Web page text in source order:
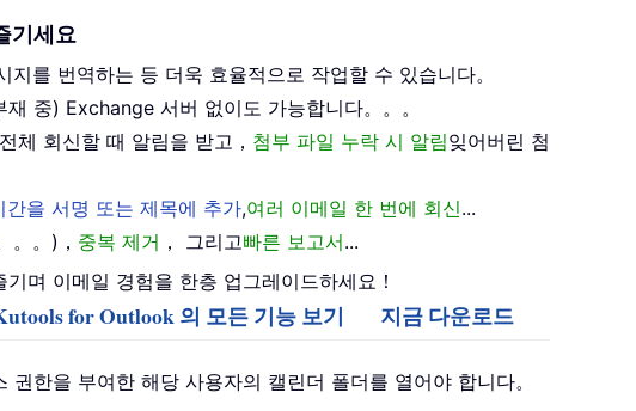
기세요
를 번역하는 등 더욱 효율적으로 작업할 수 있습니다。
재 중) Exchange 서버 없이도 가능합니다。。。
체 회신할 때 알림을 받고， 첨부 파일 누락 시 알림잊어버린 첨
을 서명 또는 제목에 추가,여러 이메일 한 번에 회신...
。。)， 중복 제거 ， 그리고빠른 보고서...
며 이메일 경험을 한층 업그레이드하세요！
for Outlook 의 모든 기능 보기 지금 다운로드
한을 부여한 해당 사용자의 캘린더 폴더를 열어야 합니다。